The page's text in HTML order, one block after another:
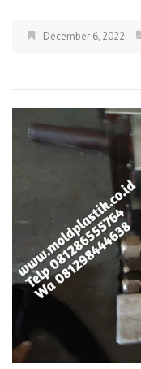
December 6, 2022